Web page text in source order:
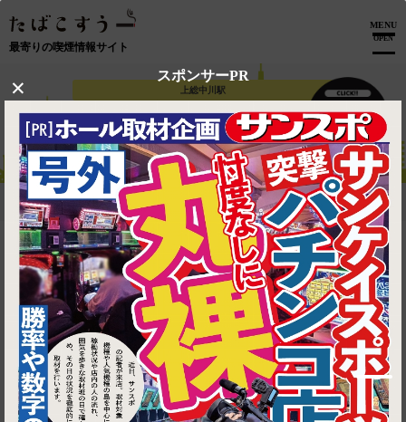
最寄りの喫煙情報サイト
MENU
OPEN
スポンサーPR
×
1
上総中川駅
【 上総中川駅 】喫煙可能な飲食店
トップ 上総中川駅
マップで見る